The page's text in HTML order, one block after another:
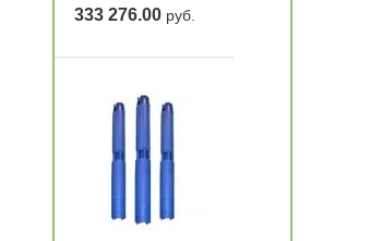
333 276.00 руб.